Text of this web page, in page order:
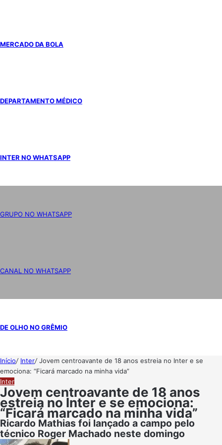
MERCADO DA BOLA
DEPARTAMENTO MÉDICO
INTER NO WHATSAPP
GRUPO NO WHATSAPP
CANAL NO WHATSAPP
DE OLHO NO GRÊMIO
Início/ Inter/Jovem centroavante de 18 anos estreia no Inter e se
emociona: “Ficará marcado na minha vida”
Inter
Jovem centroavante de 18 anos
estreia no Inter e se emociona:
“Ficará marcado na minha vida”
Ricardo Mathias foi lançado a campo pelo
técnico Roger Machado neste domingo